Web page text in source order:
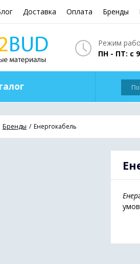
Доставка Оплата Бренды
Режим
ПН - ПТ: с
Бренды Енергокабель